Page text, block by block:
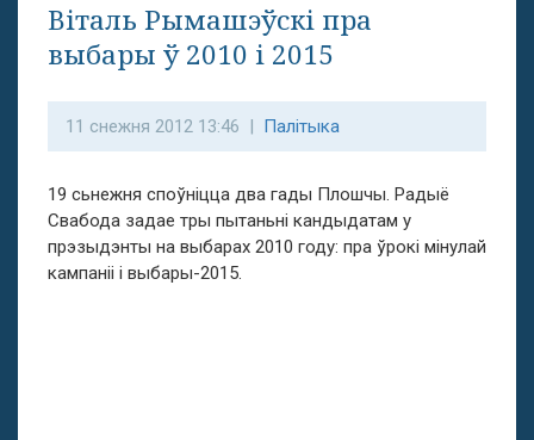
Віталь Рымашэўскі пра
выбары ў 2010 і 2015
11 снежня 2012 13:46 | Палітыка
19 сьнежня споўніцца два гады Плошчы. Радыё
Свабода задае тры пытаньні кандыдатам у
прэзыдэнты на выбарах 2010 году: пра ўрокі мінулай
кампаніі і выбары-2015.